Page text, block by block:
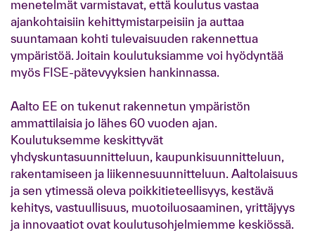
menetelmät varmistavat, että koulutus vastaa
ajankohtaisiin kehittymistarpeisiin ja auttaa
suuntamaan kohti tulevaisuuden rakennettua
ympäristöä. Joitain koulutuksiamme voi hyödyntää
myös FISE-pätevyyksien hankinnassa.
Aalto EE on tukenut rakennetun ympäristön
ammattilaisia jo lähes 60 vuoden ajan.
Koulutuksemme keskittyvät
yhdyskuntasuunnitteluun, kaupunkisuunnitteluun,
rakentamiseen ja liikennesuunnitteluun. Aaltolaisuus
ja sen ytimessä oleva poikkitieteellisyys, kestävä
kehitys, vastuullisuus, muotoiluosaaminen, yrittäjyys
ja innovaatiot ovat koulutusohjelmiemme keskiössä.